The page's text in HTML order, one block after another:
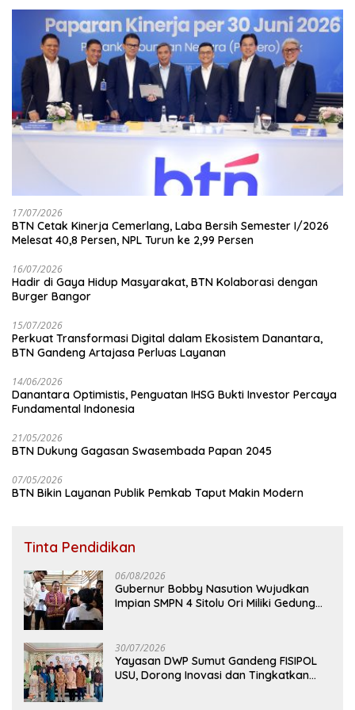
17/07/2026
BTN Cetak Kinerja Cemerlang, Laba Bersih Semester I/2026
Melesat 40,8 Persen, NPL Turun ke 2,99 Persen
16/07/2026
Hadir di Gaya Hidup Masyarakat, BTN Kolaborasi dengan
Burger Bangor
15/07/2026
Perkuat Transformasi Digital dalam Ekosistem Danantara,
BTN Gandeng Artajasa Perluas Layanan
14/06/2026
Danantara Optimistis, Penguatan IHSG Bukti Investor Percaya
Fundamental Indonesia
21/05/2026
BTN Dukung Gagasan Swasembada Papan 2045
07/05/2026
BTN Bikin Layanan Publik Pemkab Taput Makin Modern
Tinta Pendidikan
06/08/2026
Gubernur Bobby Nasution Wujudkan
Impian SMPN 4 Sitolu Ori Miliki Gedung
30/07/2026
Yayasan DWP Sumut Gandeng FISIPOL
USU, Dorong Inovasi dan Tingkatkan